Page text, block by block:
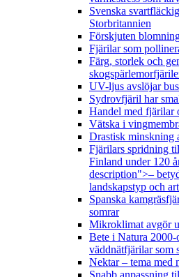
Svenska
Storbritannien
Förskjuten
Fjärilar som
Färg, storlek och
UV-ljus avslöjar
Sydrovfjäril har
Handel med fjärilar
Vätska i
Drastisk minskning
Fjärilars spridning
Finland under 120
description">–
landskapstyp och
Spanska
somrar
Mikroklimat avgör
Bete i Natura 2000-
väddnätfjärilar som
Nektar – tema med
Snabb anpassning